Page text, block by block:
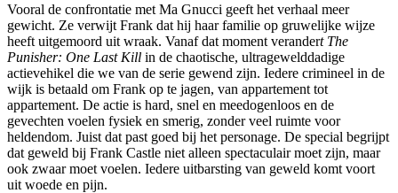
Vooral de confrontatie met Ma Gnucci geeft het verhaal meer
gewicht. Ze verwijt Frank dat hij haar familie op gruwelijke wijze
heeft uitgemoord uit wraak. Vanaf dat moment verandert The
Punisher: One Last Kill in de chaotische, ultragewelddadige
actievehikel die we van de serie gewend zijn. Iedere crimineel in de
wijk is betaald om Frank op te jagen, van appartement tot
appartement. De actie is hard, snel en meedogenloos en de
gevechten voelen fysiek en smerig, zonder veel ruimte voor
heldendom. Juist dat past goed bij het personage. De special begrijpt
dat geweld bij Frank Castle niet alleen spectaculair moet zijn, maar
ook zwaar moet voelen. Iedere uitbarsting van geweld komt voort
uit woede en pijn.